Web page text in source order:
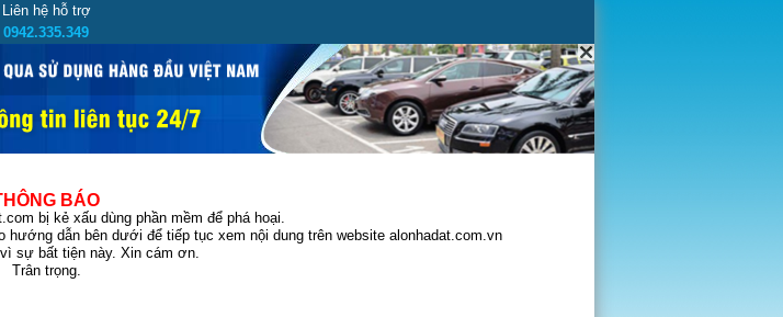
Liên hệ hỗ trợ
0942.335.349
BÁO
bị kẻ xấu dùng phần mềm để phá hoại.
hướng dẫn bên dưới để tiếp tục xem nội dung trên website alonhadat.com.vn
sự bất tiện này. Xin cám ơn.
Trân trọng.